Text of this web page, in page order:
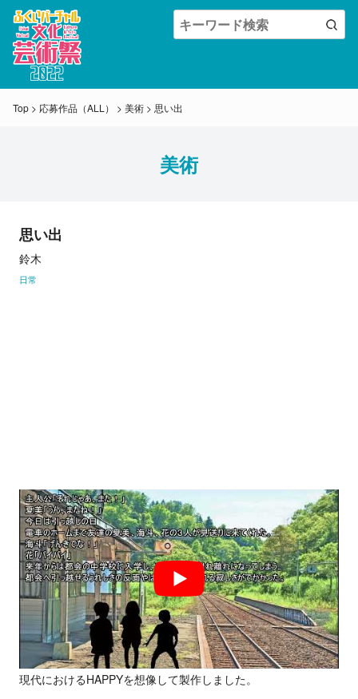
Top > 応募作品（ALL） > 美術 > 思い出
美術
思い出
鈴木
日常
現代におけるHAPPYを想像して製作しました。